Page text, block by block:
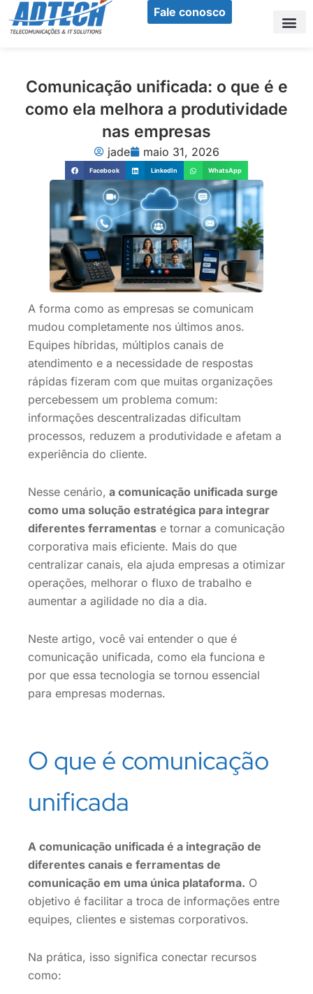
para
Fale conosco
Comunicação unificada: o que é e
como ela melhora a produtividade
nas empresas
jade maio 31, 2026
Facebook LinkedIn WhatsApp
A forma como as empresas se comunicam
mudou completamente nos últimos anos.
Equipes híbridas, múltiplos canais de
atendimento e a necessidade de respostas
rápidas fizeram com que muitas organizações
percebessem um problema comum:
informações descentralizadas dificultam
processos, reduzem a produtividade e afetam a
experiência do cliente.
Nesse cenário, a comunicação unificada surge
como uma solução estratégica para integrar
diferentes ferramentas e tornar a comunicação
corporativa mais eficiente. Mais do que
centralizar canais, ela ajuda empresas a otimizar
operações, melhorar o fluxo de trabalho e
aumentar a agilidade no dia a dia.
Neste artigo, você vai entender o que é
comunicação unificada, como ela funciona e
por que essa tecnologia se tornou essencial
para empresas modernas.
O que é comunicação
unificada
A comunicação unificada é a integração de
diferentes canais e ferramentas de
comunicação em uma única plataforma. O
objetivo é facilitar a troca de informações entre
equipes, clientes e sistemas corporativos.
Na prática, isso significa conectar recursos
como: